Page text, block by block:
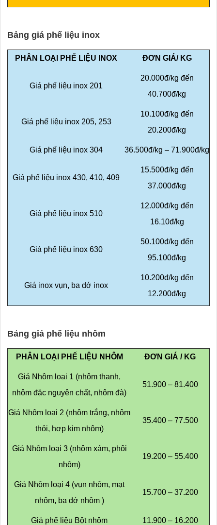
Bảng giá phế liệu inox
PHÂN LOẠI PHẾ LIỆU INOX ĐƠN GIÁ/ KG
Giá phế liệu inox 201
20.000đ/kg đến
40.700đ/kg
Giá phế liệu inox 205, 253
10.100đ/kg đến
20.200đ/kg
Giá phế liệu inox 304 36.500đ/kg – 71.900đ/kg
Giá phế liệu inox 430, 410, 409
15.500đ/kg đến
37.000đ/kg
Giá phế liệu inox 510
12.000đ/kg đến
16.10đ/kg
Giá phế liệu inox 630
50.100đ/kg đến
95.100đ/kg
Giá inox vụn, ba dớ inox
10.200đ/kg đến
12.200đ/kg
Bảng giá phế liệu nhôm
PHÂN LOẠI PHẾ LIỆU NHÔM ĐƠN GIÁ / KG
Giá Nhôm loại 1 (nhôm thanh,
nhôm đặc nguyên chất, nhôm đà)
51.900 – 81.400
Giá Nhôm loại 2 (nhôm trắng, nhôm
thỏi, hợp kim nhôm)
35.400 – 77.500
Giá Nhôm loại 3 (nhôm xám, phôi
nhôm)
19.200 – 55.400
Giá Nhôm loại 4 (vụn nhôm, mạt
nhôm, ba dớ nhôm )
15.700 – 37.200
Giá phế liệu Bột nhôm 11.900 – 16.200